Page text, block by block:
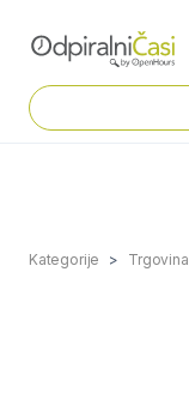
Kategorije Trgovina